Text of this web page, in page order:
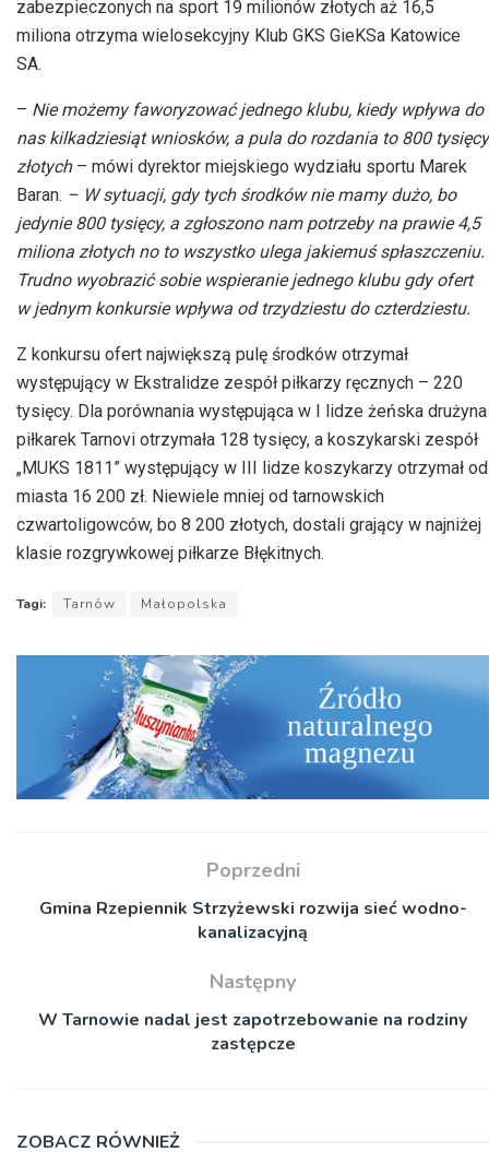
zabezpieczonych na sport 19 milionów złotych aż 16,5
miliona otrzyma wielosekcyjny Klub GKS GieKSa Katowice
SA.
– Nie możemy faworyzować jednego klubu, kiedy wpływa do
nas kilkadziesiąt wniosków, a pula do rozdania to 800 tysięcy
złotych– mówi dyrektor miejskiego wydziału sportu Marek
Baran. – W sytuacji, gdy tych środków nie mamy dużo, bo
jedynie 800 tysięcy, a zgłoszono nam potrzeby na prawie 4,5
miliona złotych no to wszystko ulega jakiemuś spłaszczeniu.
Trudno wyobrazić sobie wspieranie jednego klubu gdy ofert
w jednym konkursie wpływa od trzydziestu do czterdziestu.
Z konkursu ofert największą pulę środków otrzymał
występujący w Ekstralidze zespół piłkarzy ręcznych – 220
tysięcy. Dla porównania występująca w I lidze żeńska drużyna
piłkarek Tarnovi otrzymała 128 tysięcy, a koszykarski zespół
„MUKS 1811” występujący w III lidze koszykarzy otrzymał od
miasta 16 200 zł. Niewiele mniej od tarnowskich
czwartoligowców, bo 8 200 złotych, dostali grający w najniżej
klasie rozgrywkowej piłkarze Błękitnych.
Tagi: Tarnów Małopolska
Poprzedni
Gmina Rzepiennik Strzyżewski rozwija sieć wodno-
kanalizacyjną
Następny
W Tarnowie nadal jest zapotrzebowanie na rodziny
zastępcze
ZOBACZ RÓWNIEŻ